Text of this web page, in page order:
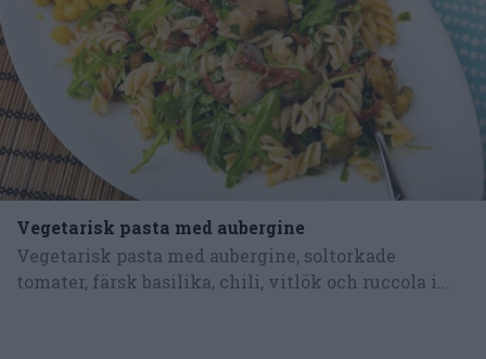
Vegetarisk pasta med aubergine
Vegetarisk pasta med aubergine, soltorkade
tomater, färsk basilika, chili, vitlök och ruccola i...